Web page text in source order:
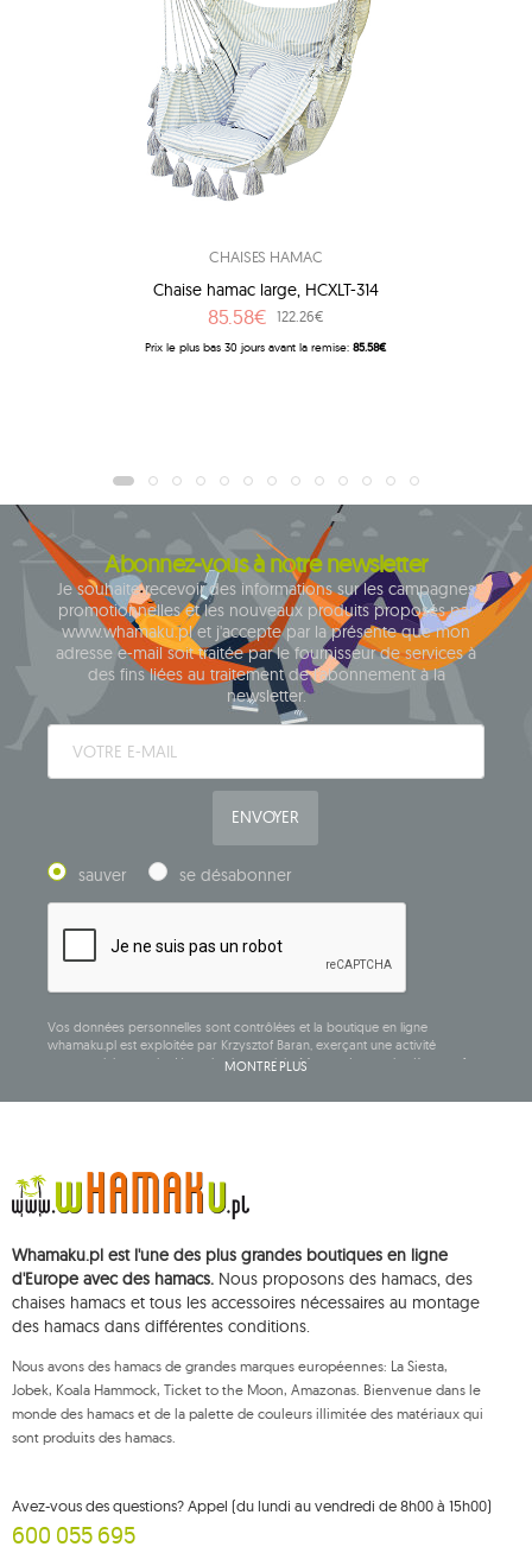
CHAISES HAMAC
Chaise hamac large, HCXLT-314
85.58€ 122.26€
Prix ​​le plus bas 30 jours avant la remise:85.58€
Abonnez-vous à notre newsletter
Je souhaite recevoir des informations sur les campagnes
promotionnelles et les nouveaux produits proposés par
www.whamaku.pl et j'accepte par la présente que mon
adresse e-mail soit traitée par le fournisseur de services à
des fins liées au traitement de l'abonnement à la
newsletter.
ENVOYER
sauver se désabonner
Vos données personnelles sont contrôlées et la boutique en ligne
whamaku.pl est exploitée par Krzysztof Baran, exerçant une activité
commerciale sous la dénomination sociale: Mouton Interactive Krzysztof
conservées jusqu'à votre désinscription.
Vous avez le droit d'accéder, de rectifier, de supprimer, de limiter le
traitement et de vous opposer au traitement de vos données personnelles,
compétente, une réclamation concernant le traitement de ces données et
de retirer, à tout moment, votre consentement au traitement de vos
données personnelles, un tel retrait n'affectant pas la légalité du traitement
effectué antérieurement. Pour exercer l'un des droits susmentionnés,
veuillez contacter le service client de Mouton Interactive par e-mail, ou par
Pour plus d'informations, veuillez visiter: www.mouton.pl/ODO
MONTRE PLUS
Whamaku.pl est l'une des plus grandes boutiques en ligne
d'Europe avec des hamacs. Nous proposons des hamacs, des
chaises hamacs et tous les accessoires nécessaires au montage
des hamacs dans différentes conditions.
Nous avons des hamacs de grandes marques européennes: La Siesta,
Jobek, Koala Hammock, Ticket to the Moon, Amazonas. Bienvenue dans le
monde des hamacs et de la palette de couleurs illimitée des matériaux qui
sont produits des hamacs.
Avez-vous des questions? Appel (du lundi au vendredi de 8h00 à 15h00)
600 055 695